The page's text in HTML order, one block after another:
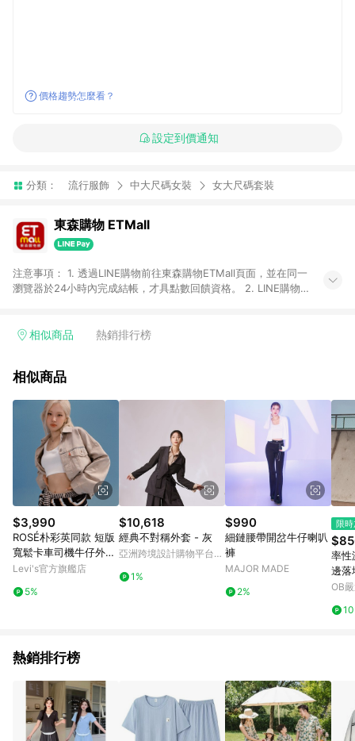
價格趨勢怎麼看？
設定到價通知
分類： 流行服飾 中大尺碼女裝 女大尺碼套裝
東森購物 ETMall
注意事項： 1. 透過LINE購物前往東森購物ETMall頁面，並在同一
瀏覽器於24小時內完成結帳，才具點數回饋資格。 2. LINE購物
單，皆不在點數回饋範圍內。 3. 如購買以下類別商品，將無法獲
球嚴選、商城、專案商品、「草莓網」全館商品。 4. 如取消訂
回饋。 5. 點數回饋會扣除所有折扣優惠後之最終發票金額計算，
實際回饋請依LINE購物通知為主。 6. 訂單如有使用東森購物
ETMall站內之折扣優惠(包含但不限於東森幣、樂透金、東森現金
券等)，不具點數回饋資格。詳細請依東森購物ETMall之結帳頁面
顯示為準。 7. LINE購物設有「單一商品最高回饋點數」機制(特
殊活動時開放「回饋無上限」)，以同一訂單中同一商品不論件數
計算，並依訂單成立時間當下LINE購物所設定的回饋機制為準。
8. LINE購物為購物資訊整合性平台，商品資料更新會有時間差，
如顯示之商品規格、顏色、價位、贈品與東森購物ETMall銷售網
頁不符，以銷售網頁標示為準。 9. 若有贈點爭議，請務必於訂單
日期+180天以內至LINE購物客服洽詢；若超過180天(含)以上進
行申訴，恕無法贈點回饋。 10. 部分點數紅包僅限指定商品使
用，或不適用於無回饋商品。各點數紅包之適用商品與使用條件
相似商品 熱銷排行榜
相似商品
$3,990
ROSÉ朴彩英同款 短版
寬鬆卡車司機牛仔外套
人氣新品
Levi's官方旗艦店
5%
$10,618
經典不對稱外套 - 灰
亞洲跨境設計購物平台
1%
$990
細鏈腰帶開岔牛仔喇叭
褲
MAJOR MADE
2%
限
率性
邊落
OB
熱銷排行榜